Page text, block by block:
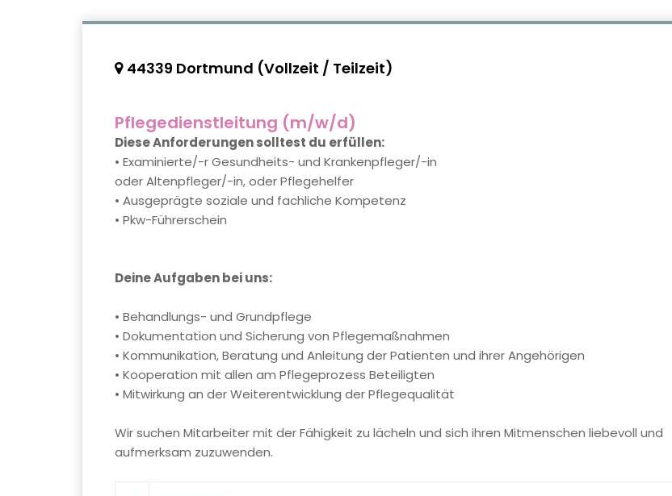
44339 Dortmund (Vollzeit / Teilzeit)
Pflegedienstleitung (m/w/d)
Diese Anforderungen solltest du erfüllen:
• Examinierte/-r Gesundheits- und Krankenpfleger/-in
oder Altenpfleger/-in, oder Pflegehelfer
• Ausgeprägte soziale und fachliche Kompetenz
• Pkw-Führerschein
Deine Aufgaben bei uns:
• Behandlungs- und Grundpflege
• Dokumentation und Sicherung von Pflegemaßnahmen
• Kommunikation, Beratung und Anleitung der Patienten und ihrer Angehörigen
• Kooperation mit allen am Pflegeprozess Beteiligten
• Mitwirkung an der Weiterentwicklung der Pflegequalität
Wir suchen Mitarbeiter mit der Fähigkeit zu lächeln und sich ihren Mitmenschen liebevoll und
aufmerksam zuzuwenden.